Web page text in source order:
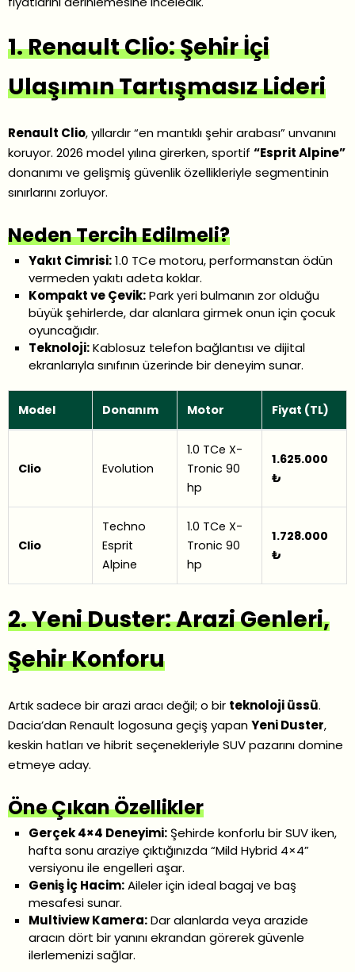
1. Renault Clio: Şehir İçi
Ulaşımın Tartışmasız Lideri
Renault Clio, yıllardır “en mantıklı şehir arabası” unvanını
koruyor. 2026 model yılına girerken, sportif “Esprit Alpine”
donanımı ve gelişmiş güvenlik özellikleriyle segmentinin
sınırlarını zorluyor.
Neden Tercih Edilmeli?
Yakıt Cimrisi:1.0 TCe motoru, performanstan ödün
vermeden yakıtı adeta koklar.
Kompakt ve Çevik:Park yeri bulmanın zor olduğu
büyük şehirlerde, dar alanlara girmek onun için çocuk
oyuncağıdır.
Teknoloji:Kablosuz telefon bağlantısı ve dijital
ekranlarıyla sınıfının üzerinde bir deneyim sunar.
Model Donanım Motor Fiyat (TL)
Clio Evolution
1.0 TCe X-
Tronic 90
hp
1.625.000
₺
Clio
Techno
Esprit
Alpine
1.0 TCe X-
Tronic 90
hp
1.728.000
₺
2. Yeni Duster: Arazi Genleri,
Şehir Konforu
Artık sadece bir arazi aracı değil; o bir teknoloji üssü.
Dacia’dan Renault logosuna geçiş yapanYeni Duster,
keskin hatları ve hibrit seçenekleriyle SUV pazarını domine
etmeye aday.
Öne Çıkan Özellikler
Gerçek 4×4 Deneyimi: Şehirde konforlu bir SUV iken,
hafta sonu araziye çıktığınızda “Mild Hybrid 4×4”
versiyonu ile engelleri aşar.
Geniş İç Hacim:Aileler için ideal bagaj ve baş
mesafesi sunar.
Multiview Kamera:Dar alanlarda veya arazide
aracın dört bir yanını ekrandan görerek güvenle
ilerlemenizi sağlar.